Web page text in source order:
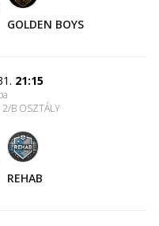
GOLDEN BOYS
21:15
B OSZTÁLY
REHAB